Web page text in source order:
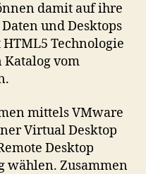
damit auf ihre
und Desktops
Technologie
vom
mittels VMware
Virtual Desktop
Desktop
wählen. Zusammen